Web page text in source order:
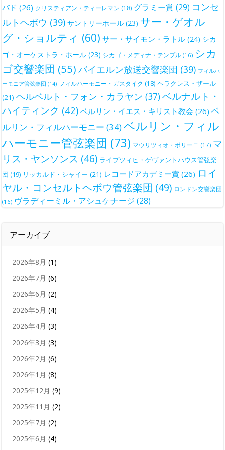
バド (26) クリスティアン・ティーレマン (18) グラミー賞 (29) コンセ
ルトヘボウ (39) サントリーホール (23) サー・ゲオル
グ・ショルティ (60) サー・サイモン・ラトル (24) シカ
ゴ・オーケストラ・ホール (23) シカゴ・メディナ・テンプル (16) シカ
ゴ交響楽団 (55) バイエルン放送交響楽団 (39) フィルハ
ーモニア管弦楽団 (14) フィルハーモニー・ガスタイク (18) ヘラクレス・ザール
(21) ヘルベルト・フォン・カラヤン (37)ベルナルト・
ハイティンク (42) ベルリン・イエス・キリスト教会 (26) ベ
ルリン・フィルハーモニー (34)ベルリン・フィル
ハーモニー管弦楽団 (73) マウリツィオ・ポリーニ (17) マ
リス・ヤンソンス (46) ライプツィヒ・ゲヴァントハウス管弦楽
団 (19) リッカルド・シャイー (21) レコードアカデミー賞 (26) ロイ
ヤル・コンセルトヘボウ管弦楽団 (49) ロンドン交響楽団
(16) ヴラディーミル・アシュケナージ (28)
アーカイブ
2026年8月 (1)
2026年7月 (6)
2026年6月 (2)
2026年5月 (4)
2026年4月 (3)
2026年3月 (3)
2026年2月 (6)
2026年1月 (8)
2025年12月 (9)
2025年11月 (2)
2025年7月 (2)
2025年6月 (4)